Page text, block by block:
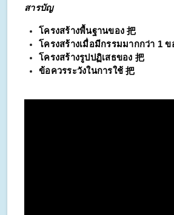
สารบัญ
โครงสร้างพื้นฐานของ 把
โครงสร้างเมื่อมีกรรมมากกว่า 1 ข
โครงสร้างรูปปฏิเสธของ 把
ข้อควรระวังในการใช้ 把